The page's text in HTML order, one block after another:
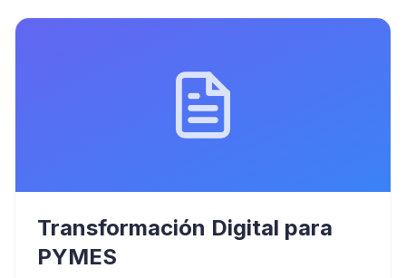
Transformación Digital para
PYMES